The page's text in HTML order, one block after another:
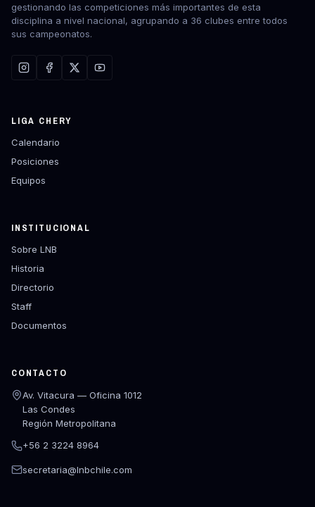
gestionando las competiciones más importantes de esta
disciplina a nivel nacional, agrupando a 36 clubes entre todos
sus campeonatos.
LIGA CHERY
Calendario
Posiciones
Equipos
INSTITUCIONAL
Sobre LNB
Historia
Directorio
Staff
Documentos
CONTACTO
Av. Vitacura — Oficina 1012
Las Condes
Región Metropolitana
+56 2 3224 8964
secretaria@lnbchile.com